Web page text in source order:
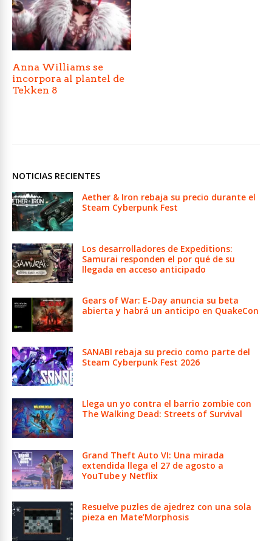
Anna Williams se
incorpora al plantel de
Tekken 8
NOTICIAS RECIENTES
Aether & Iron rebaja su precio durante el
Steam Cyberpunk Fest
Los desarrolladores de Expeditions:
Samurai responden el por qué de su
llegada en acceso anticipado
Gears of War: E-Day anuncia su beta
abierta y habrá un anticipo en QuakeCon
SANABI rebaja su precio como parte del
Steam Cyberpunk Fest 2026
Llega un yo contra el barrio zombie con
The Walking Dead: Streets of Survival
Grand Theft Auto VI: Una mirada
extendida llega el 27 de agosto a
YouTube y Netflix
Resuelve puzles de ajedrez con una sola
pieza en Mate’Morphosis